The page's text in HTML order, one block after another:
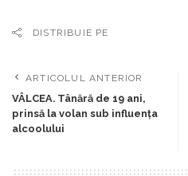
DISTRIBUIE PE
ARTICOLUL ANTERIOR
VÂLCEA. Tânără de 19 ani,
prinsă la volan sub influența
alcoolului